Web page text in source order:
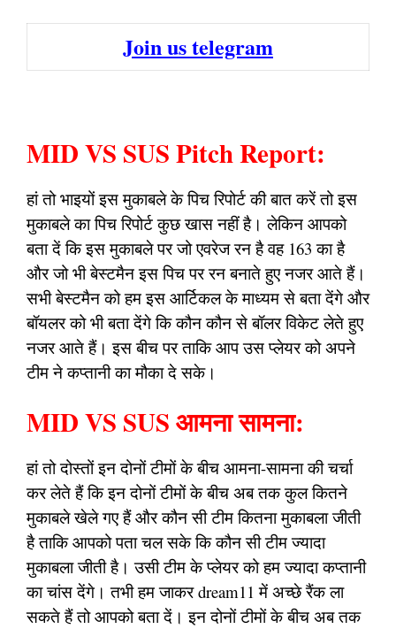
Join us telegram
MID VS SUS Pitch Report:
हां तो भाइयों इस मुकाबले के पिच रिपोर्ट की बात करें तो इस
मुकाबले का पिच रिपोर्ट कुछ खास नहीं है। लेकिन आपको
बता दें कि इस मुकाबले पर जो एवरेज रन है वह 163 का है
और जो भी बेस्टमैन इस पिच पर रन बनाते हुए नजर आते हैं।
सभी बेस्टमैन को हम इस आर्टिकल के माध्यम से बता देंगे और
बॉयलर को भी बता देंगे कि कौन कौन से बॉलर विकेट लेते हुए
नजर आते हैं। इस बीच पर ताकि आप उस प्लेयर को अपने
टीम ने कप्तानी का मौका दे सके।
MID VS SUS आमना सामना:
हां तो दोस्तों इन दोनों टीमों के बीच आमना-सामना की चर्चा
कर लेते हैं कि इन दोनों टीमों के बीच अब तक कुल कितने
मुकाबले खेले गए हैं और कौन सी टीम कितना मुकाबला जीती
है ताकि आपको पता चल सके कि कौन सी टीम ज्यादा
मुकाबला जीती है। उसी टीम के प्लेयर को हम ज्यादा कप्तानी
का चांस देंगे। तभी हम जाकर dream11 में अच्छे रैंक ला
सकते हैं तो आपको बता दें। इन दोनों टीमों के बीच अब तक